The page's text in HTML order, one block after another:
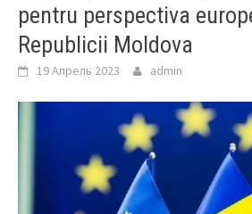
pentru perspectiva
Republicii Moldova
19 Апрель 2023 admin